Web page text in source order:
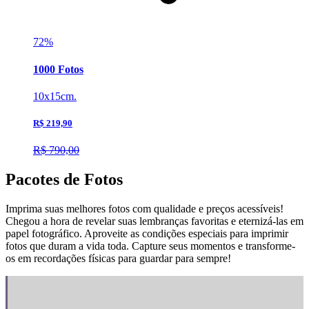
72%
1000 Fotos
10x15cm.
R$ 219,90
R$ 790,00
Pacotes de Fotos
Imprima suas melhores fotos com qualidade e preços acessíveis!
Chegou a hora de revelar suas lembranças favoritas e eternizá-las em
papel fotográfico. Aproveite as condições especiais para imprimir
fotos que duram a vida toda. Capture seus momentos e transforme-
os em recordações físicas para guardar para sempre!